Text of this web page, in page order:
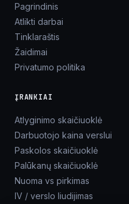
Pagrindinis
Atlikti darbai
Tinklaraštis
Žaidimai
Privatumo politika
ĮRANKIAI
Atlyginimo skaičiuoklė
Darbuotojo kaina verslui
Paskolos skaičiuoklė
Palūkanų skaičiuoklė
Nuoma vs pirkimas
IV / verslo liudijimas